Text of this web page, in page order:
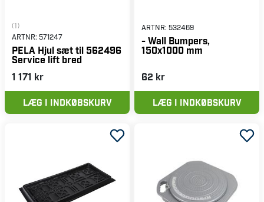
(1)
ARTNR: 571247
PELA Hjul sæt til 562496
Service lift bred
1 171 kr
LÆG I INDKØBSKURV
ARTNR: 532469
- Wall Bumpers,
150x1000 mm
62 kr
LÆG I INDKØBSKURV